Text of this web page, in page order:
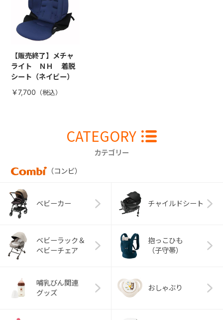
【販売終了】メチャ
ライト ＮＨ 着脱
シート（ネイビー）
￥7,700
CATEGORY
カテゴリー
（コンビ）
ベビーカー チャイルドシート
ベビーラック＆
ベビーチェア
抱っこひも
（子守帯）
哺乳びん関連
グッズ
おしゃぶり